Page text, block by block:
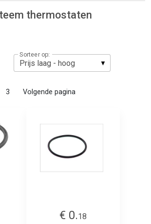
thermostaten
Sorteer op:
3 Volgende pagina
€ 0.18